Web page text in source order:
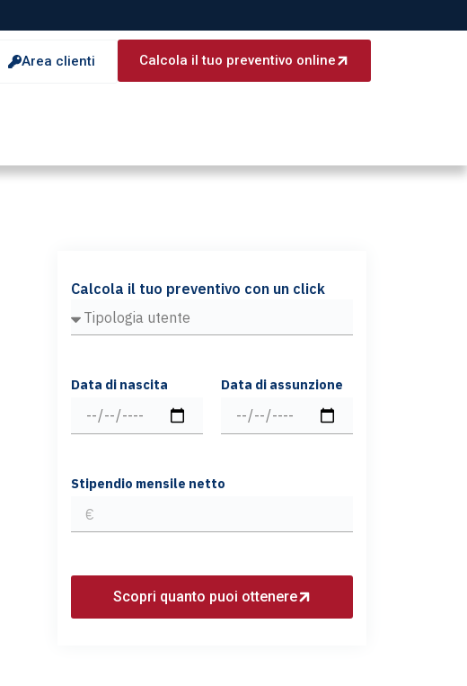
Area clienti Calcola il tuo preventivo online
Calcola il tuo preventivo con un click
Data di nascita Data di assunzione
Stipendio mensile netto
Scopri quanto puoi ottenere